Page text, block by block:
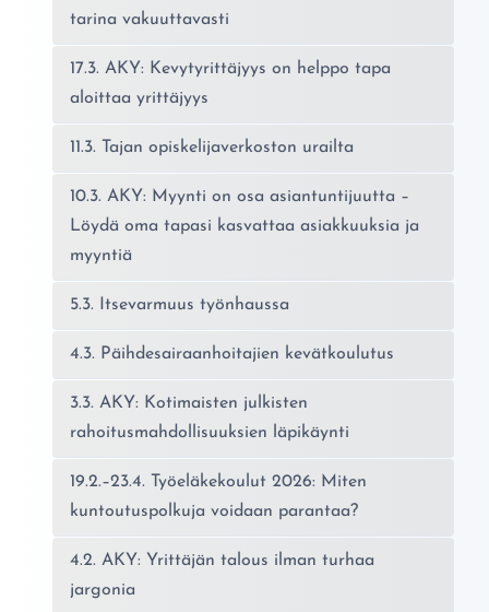
tarina vakuuttavasti
17.3. AKY: Kevytyrittäjyys on helppo tapa
aloittaa yrittäjyys
11.3. Tajan opiskelijaverkoston urailta
10.3. AKY: Myynti on osa asiantuntijuutta –
Löydä oma tapasi kasvattaa asiakkuuksia ja
myyntiä
5.3. Itsevarmuus työnhaussa
4.3. Päihdesairaanhoitajien kevätkoulutus
3.3. AKY: Kotimaisten julkisten
rahoitusmahdollisuuksien läpikäynti
19.2.–23.4. Työeläkekoulut 2026: Miten
kuntoutuspolkuja voidaan parantaa?
4.2. AKY: Yrittäjän talous ilman turhaa
jargonia